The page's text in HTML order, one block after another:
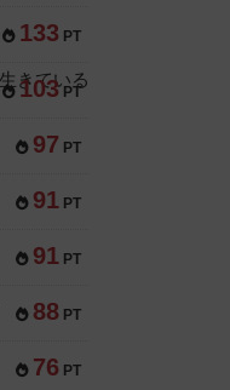
133 PT
103 PT
97 PT
91 PT
91 PT
88 PT
76 PT